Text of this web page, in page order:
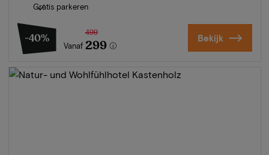
Gratis parkeren
-40%
Vanaf
499
299 Bekijk